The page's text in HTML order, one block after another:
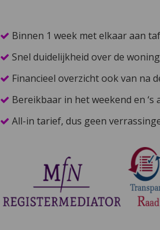
Binnen 1 week met elkaar aan
Snel duidelijkheid over de woning
Financieel overzicht ook van na
Bereikbaar in het weekend en ‘s
All-in tarief, dus geen